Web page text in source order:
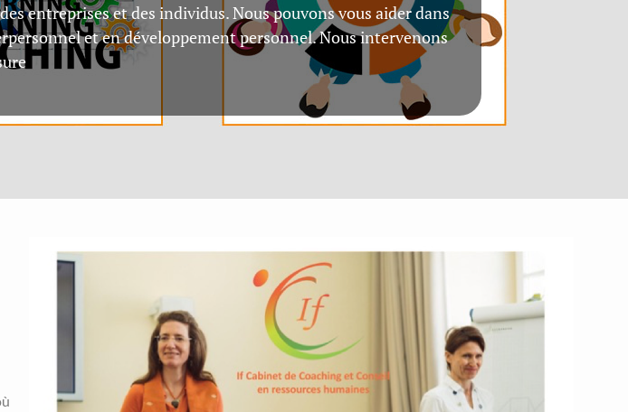
entreprises et des individus. Nous pouvons vous aider dans
et en développement personnel. Nous intervenons